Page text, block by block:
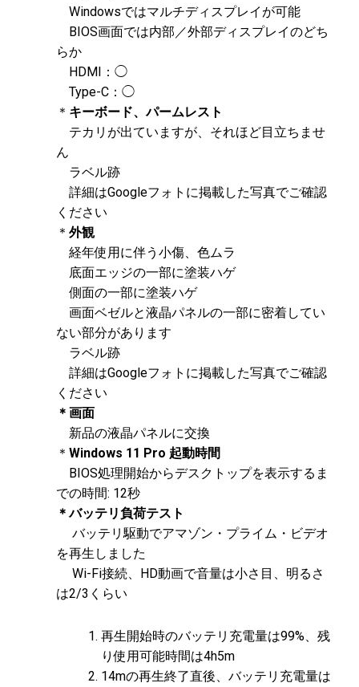
Windowsではマルチディスプレイが可能
BIOS画面では内部／外部ディスプレイのどち
らか
HDMI：◯
Type-C：◯
＊ キーボード、パームレスト
テカリが出ていますが、それほど目立ちませ
ん
ラベル跡
詳細はGoogleフォトに掲載した写真でご確認
ください
＊ 外観
経年使用に伴う小傷、色ムラ
底面エッジの一部に塗装ハゲ
側面の一部に塗装ハゲ
画面ベゼルと液晶パネルの一部に密着してい
ない部分があります
ラベル跡
詳細はGoogleフォトに掲載した写真でご確認
ください
＊画面
新品の液晶パネルに交換
＊ Windows 11 Pro 起動時間
BIOS処理開始からデスクトップを表示するま
での時間: 12秒
＊バッテリ負荷テスト
バッテリ駆動でアマゾン・プライム・ビデオ
を再生しました
Wi-Fi接続、HD動画で音量は小さ目、明るさ
は2/3くらい
再生開始時のバッテリ充電量は99%、残
り使用可能時間は4h5m
14mの再生終了直後、バッテリ充電量は